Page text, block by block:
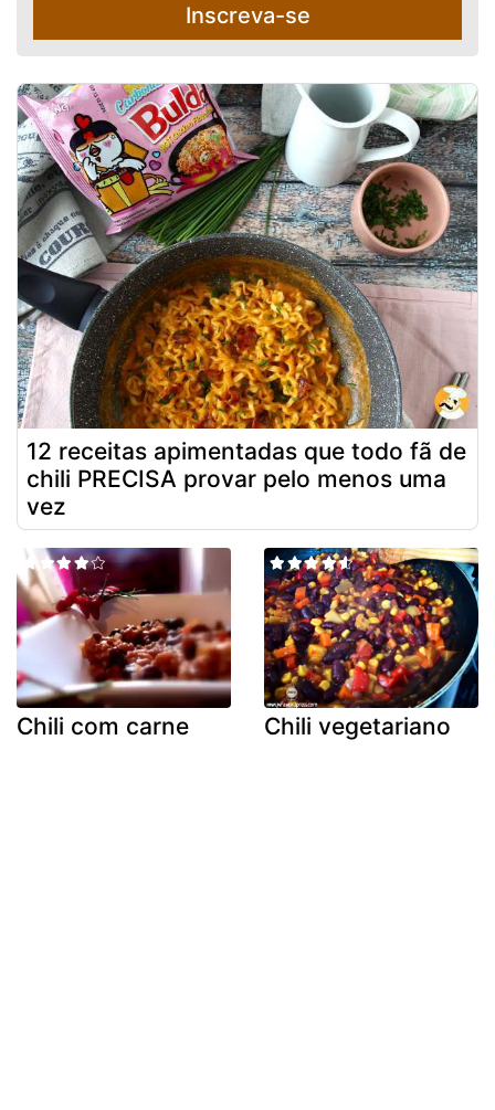
Inscreva-se
12 receitas apimentadas que todo fã de
chili PRECISA provar pelo menos uma
vez
Chili com carne Chili vegetariano